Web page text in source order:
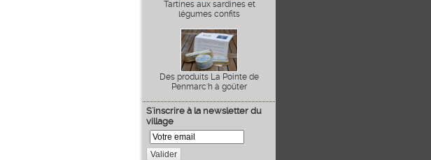
Tartines aux sardines et
légumes confits
Des produits La Pointe de
Penmarc'h à goûter
S'inscrire à la newsletter du
village
Valider